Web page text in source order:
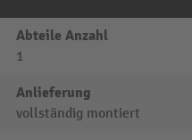
Abteile Anzahl
1
Anlieferung
vollständig montiert